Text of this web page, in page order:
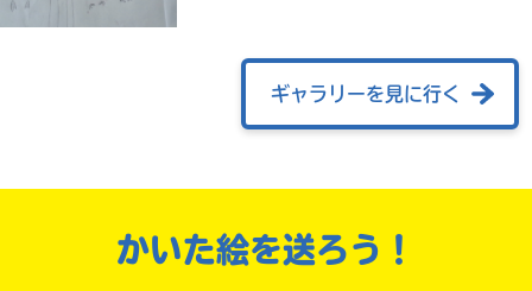
ギャラリーを見に行く
かいた絵を送ろう！